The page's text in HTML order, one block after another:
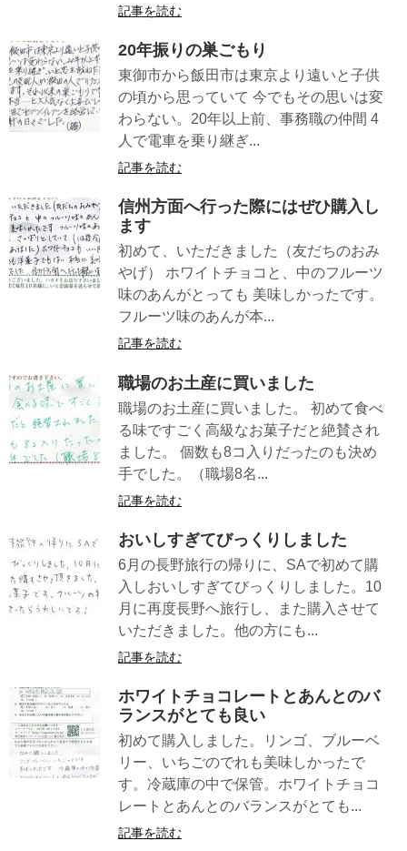
記事を読む
20年振りの巣ごもり
東御市から飯田市は東京より遠いと子供
の頃から思っていて 今でもその思いは変
わらない。20年以上前、事務職の仲間 4
人で電車を乗り継ぎ...
記事を読む
信州方面へ行った際にはぜひ購入し
ます
初めて、いただきました（友だちのおみ
やげ） ホワイトチョコと、中のフルーツ
味のあんがとっても 美味しかったです。
フルーツ味のあんが本...
記事を読む
職場のお土産に買いました
職場のお土産に買いました。 初めて食べ
る味ですごく高級なお菓子だと絶賛され
ました。 個数も8コ入りだったのも決め
手でした。（職場8名...
記事を読む
おいしすぎてびっくりしました
6月の長野旅行の帰りに、SAで初めて購
入しおいしすぎてびっくりしました。10
月に再度長野へ旅行し、また購入させて
いただきました。他の方にも...
記事を読む
ホワイトチョコレートとあんとのバ
ランスがとても良い
初めて購入しました。リンゴ、ブルーベ
リー、いちごのでれも美味しかったで
す。冷蔵庫の中で保管。ホワイトチョコ
レートとあんとのバランスがとても...
記事を読む